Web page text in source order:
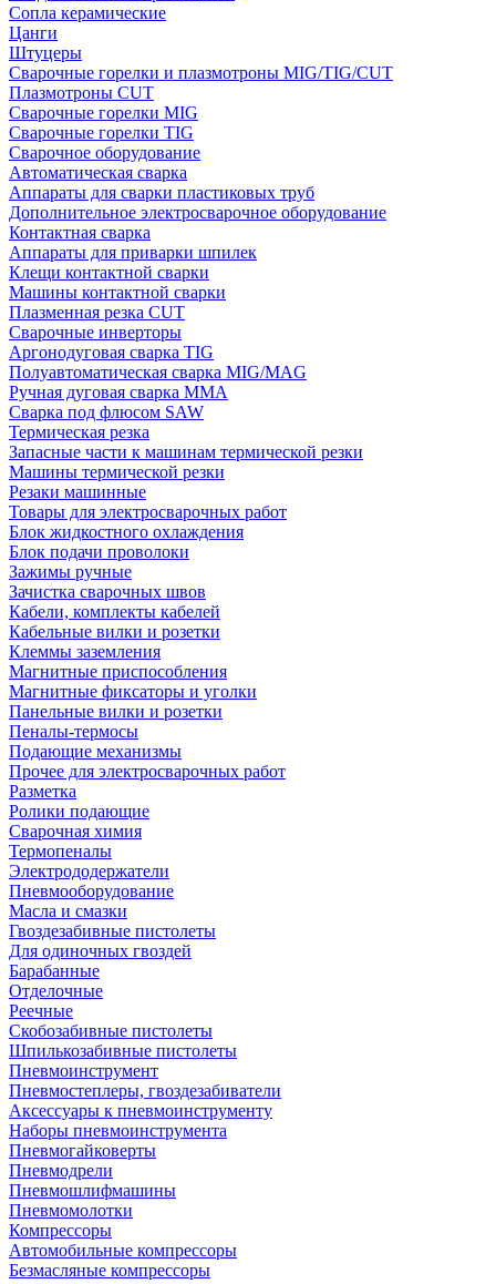
Сопла керамические
Цанги
Штуцеры
Сварочные горелки и плазмотроны MIG/TIG/CUT
Плазмотроны CUT
Сварочные горелки MIG
Сварочные горелки TIG
Сварочное оборудование
Автоматическая сварка
Аппараты для сварки пластиковых труб
Дополнительное электросварочное оборудование
Контактная сварка
Аппараты для приварки шпилек
Клещи контактной сварки
Машины контактной сварки
Плазменная резка CUT
Сварочные инверторы
Аргонодуговая сварка TIG
Полуавтоматическая сварка MIG/MAG
Ручная дуговая сварка MMA
Сварка под флюсом SAW
Термическая резка
Запасные части к машинам термической резки
Машины термической резки
Резаки машинные
Товары для электросварочных работ
Блок жидкостного охлаждения
Блок подачи проволоки
Зажимы ручные
Зачистка сварочных швов
Кабели, комплекты кабелей
Кабельные вилки и розетки
Клеммы заземления
Магнитные приспособления
Магнитные фиксаторы и уголки
Панельные вилки и розетки
Пеналы-термосы
Подающие механизмы
Прочее для электросварочных работ
Разметка
Ролики подающие
Сварочная химия
Термопеналы
Электрододержатели
Пневмооборудование
Масла и смазки
Гвоздезабивные пистолеты
Для одиночных гвоздей
Барабанные
Отделочные
Реечные
Скобозабивные пистолеты
Шпилькозабивные пистолеты
Пневмоинструмент
Пневмостеплеры, гвоздезабиватели
Аксессуары к пневмоинструменту
Наборы пневмоинструмента
Пневмогайковерты
Пневмодрели
Пневмошлифмашины
Пневмомолотки
Компрессоры
Автомобильные компрессоры
Безмасляные компрессоры